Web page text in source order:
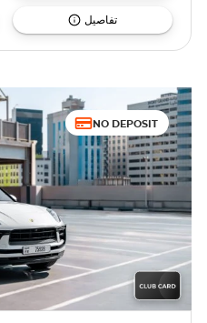
تفاصيل
NO DEPOSIT